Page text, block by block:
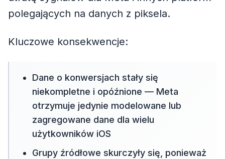
polegających na danych z piksela.
Kluczowe konsekwencje:
Dane o konwersjach stały się
niekompletne i opóźnione — Meta
otrzymuje jedynie modelowane lub
zagregowane dane dla wielu
użytkowników iOS
Grupy źródłowe skurczyły się, ponieważ